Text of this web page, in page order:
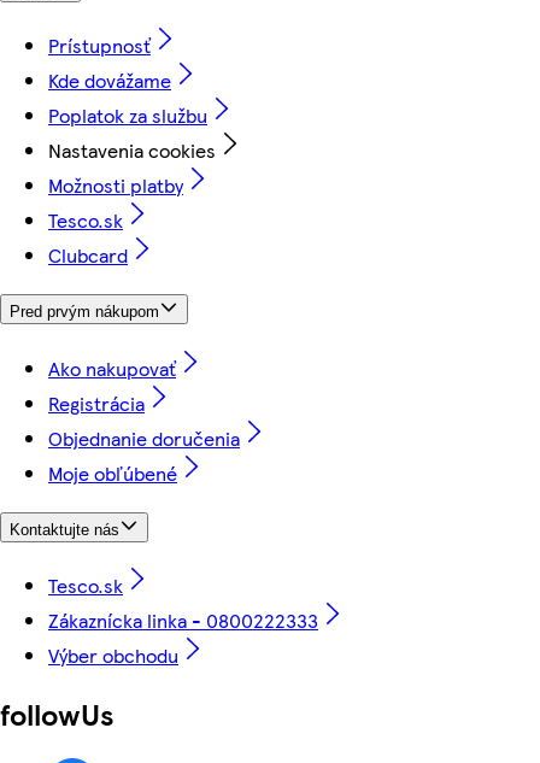
Prístupnosť
Kde dovážame
Poplatok za službu
Nastavenia cookies
Možnosti platby
Tesco.sk
Clubcard
Pred prvým nákupom
Ako nakupovať
Registrácia
Objednanie doručenia
Moje obľúbené
Kontaktujte nás
Tesco.sk
Zákaznícka linka - 0800222333
Výber obchodu
followUs